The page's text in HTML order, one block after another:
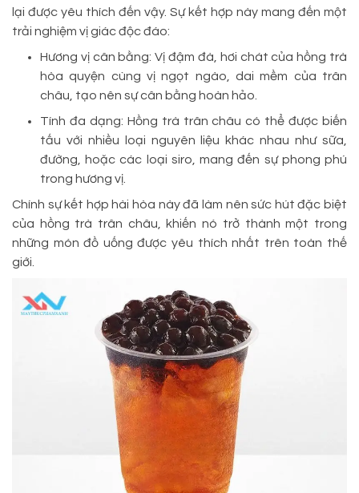
lại được yêu thích đến vậy. Sự kết hợp này mang đến một
trải nghiệm vị giác độc đáo:
Hương vị cân bằng: Vị đậm đà, hơi chát của hồng trà
hòa quyện cùng vị ngọt ngào, dai mềm của trân
châu, tạo nên sự cân bằng hoàn hảo.
Tính đa dạng: Hồng trà trân châu có thể được biến
tấu với nhiều loại nguyên liệu khác nhau như sữa,
đường, hoặc các loại siro, mang đến sự phong phú
trong hương vị.
Chính sự kết hợp hài hòa này đã làm nên sức hút đặc biệt
của hồng trà trân châu, khiến nó trở thành một trong
những món đồ uống được yêu thích nhất trên toàn thế
giới.